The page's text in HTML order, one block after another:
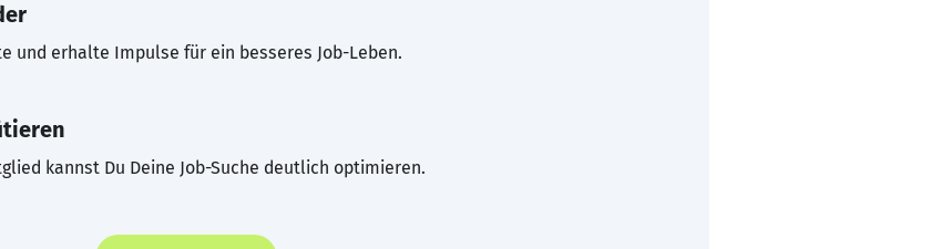
und erhalte Impulse für ein besseres Job-Leben.
kannst Du Deine Job-Suche deutlich optimieren.